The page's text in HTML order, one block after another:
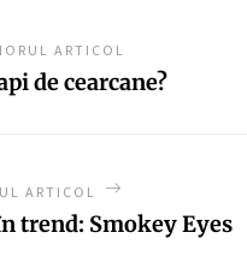
ARTICOL
de cearcane?
ARTICOL
trend: Smokey Eyes